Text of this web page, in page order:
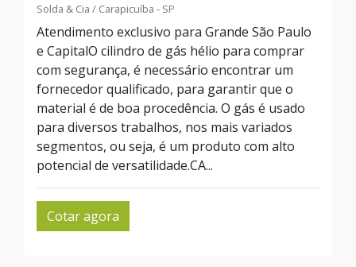
Solda & Cia / Carapicuíba - SP
Atendimento exclusivo para Grande São Paulo
e CapitalO cilindro de gás hélio para comprar
com segurança, é necessário encontrar um
fornecedor qualificado, para garantir que o
material é de boa procedência. O gás é usado
para diversos trabalhos, nos mais variados
segmentos, ou seja, é um produto com alto
potencial de versatilidade.CA...
Cotar agora